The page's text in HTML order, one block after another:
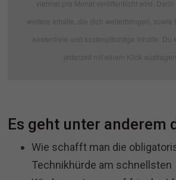
viermal pro Monat veröffentlicht wird. Darin
weitere Inhalte, die dich weiterbringen, sowie
kostenfreie und kostenpflichtige Inhalte. Du
jederzeit mit einem Klick austragen.
Es geht unter anderem
Wie schafft man die
Technikhürde am schnellsten